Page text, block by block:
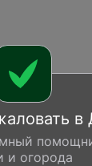
в
и огорода